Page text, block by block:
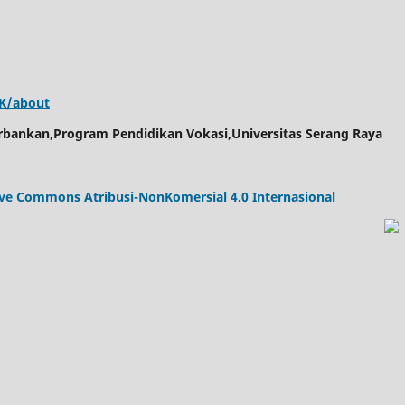
about
Pendidikan Vokasi,Universitas Serang Raya
Commons Atribusi-NonKomersial 4.0 Internasional